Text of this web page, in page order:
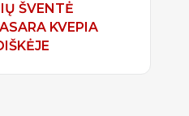
ŠVENTĖ
KVEPIA